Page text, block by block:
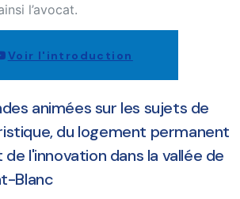
l’avocat.
Voir l'introduction
animées sur les sujets de
du logement permanent
l'innovation dans la vallée de
Blanc